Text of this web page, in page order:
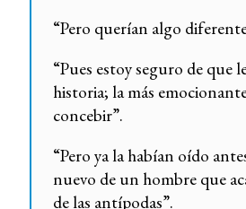
“Pero querían algo
“Pues estoy seguro de que
historia; la más
concebir”.
“Pero ya la habían oído
nuevo de un hombre que
de las antípodas”.